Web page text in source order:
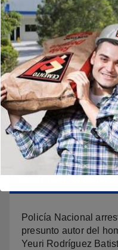
Buscar
Policía Nacional
presunto autor del
Yeuri Rodríguez